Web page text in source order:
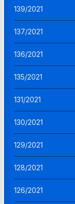
139/2021
137/2021
136/2021
135/2021
131/2021
130/2021
129/2021
128/2021
126/2021